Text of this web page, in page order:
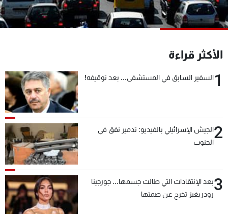
الأكثر قراءة
1السفير السابق في المستشفى... بعد توقيفه!
2الجيش الإسرائيلي بالفيديو: تدمير نفق في
الجنوب
3بعد الإنتقادات التي طالت جسمها... جورجينا
رودريغيز تخرج عن صمتها
عن MTV
لاعلاناتكم
وظائف